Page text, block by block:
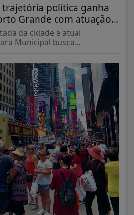
política ganha
Grande com atuação...
da cidade e atual
Municipal busca...